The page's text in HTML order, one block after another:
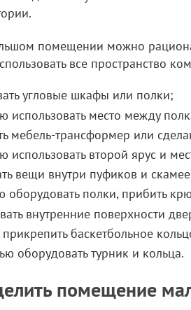
помещении можно
все пространство
угловые шкафы или полки;
использовать место между
мебель-трансформер или
использовать второй ярус и
вещи внутри пуфиков и
оборудовать полки, прибить
внутренние поверхности
баскетбольное
оборудовать турник и кольца.
помещение